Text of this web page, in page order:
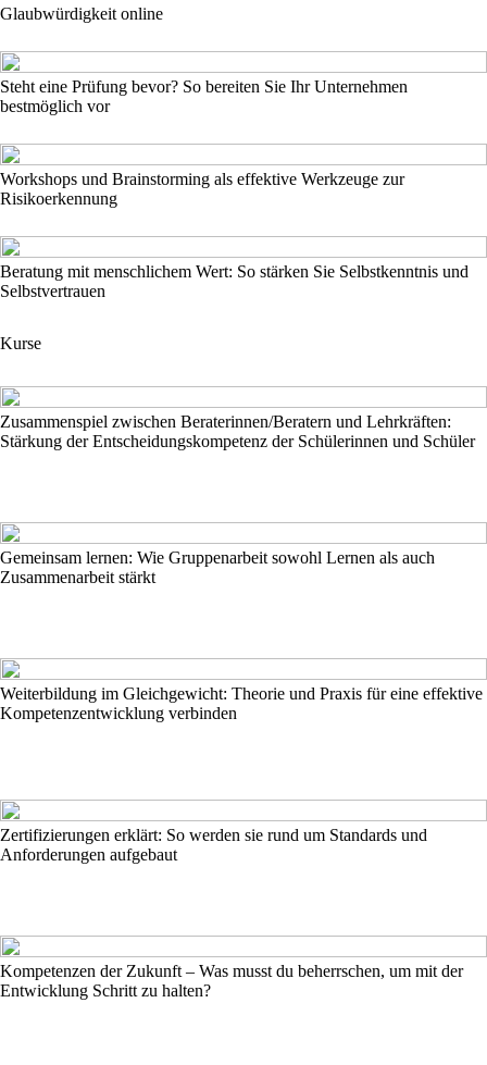
Glaubwürdigkeit online
Steht eine Prüfung bevor? So bereiten Sie Ihr Unternehmen
bestmöglich vor
Workshops und Brainstorming als effektive Werkzeuge zur
Risikoerkennung
Beratung mit menschlichem Wert: So stärken Sie Selbstkenntnis und
Selbstvertrauen
Kurse
Zusammenspiel zwischen Beraterinnen/Beratern und Lehrkräften:
Stärkung der Entscheidungskompetenz der Schülerinnen und Schüler
Gemeinsam lernen: Wie Gruppenarbeit sowohl Lernen als auch
Zusammenarbeit stärkt
Weiterbildung im Gleichgewicht: Theorie und Praxis für eine effektive
Kompetenzentwicklung verbinden
Zertifizierungen erklärt: So werden sie rund um Standards und
Anforderungen aufgebaut
Kompetenzen der Zukunft – Was musst du beherrschen, um mit der
Entwicklung Schritt zu halten?